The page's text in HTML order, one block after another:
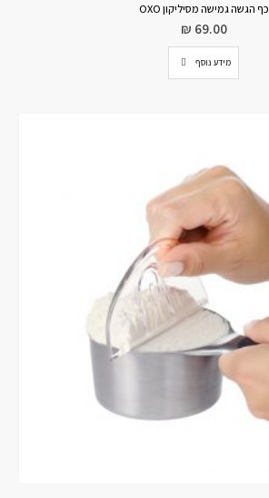
כף הגשה גמישה מסיליקון OXO
₪ 69.00
מידע נוסף